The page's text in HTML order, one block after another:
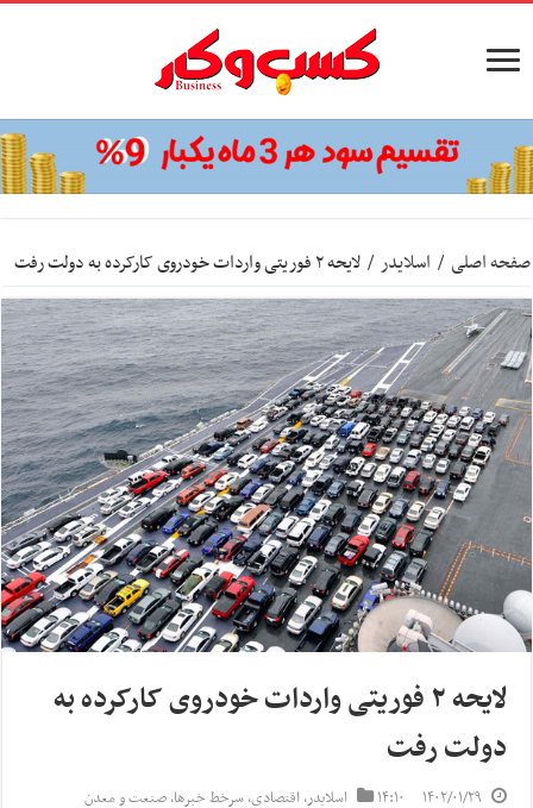
صفحه اصلی / اسلایدر / لایحه ۲ فوریتی واردات خودروی کارکرده به دولت رفت
لایحه ۲ فوریتی واردات خودروی کارکرده به
دولت رفت
۱۴۰۲/۰۱/۲۹ ۱۴:۱۰ اسلایدر,اقتصادی,سرخط خبرها,صنعت و معدن